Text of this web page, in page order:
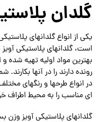
گلدان
یکی از انواع گلدانهای
است، گلدانهای پلاستیکی آویز
بهترین مواد اولیه تهیه شده و
رونده دارند را در آنها بکارند.
در انواع طرحها و رنگهای
ای مناسب را به محیط اطراف
گلدانهای پلاستیکی آویز وزن